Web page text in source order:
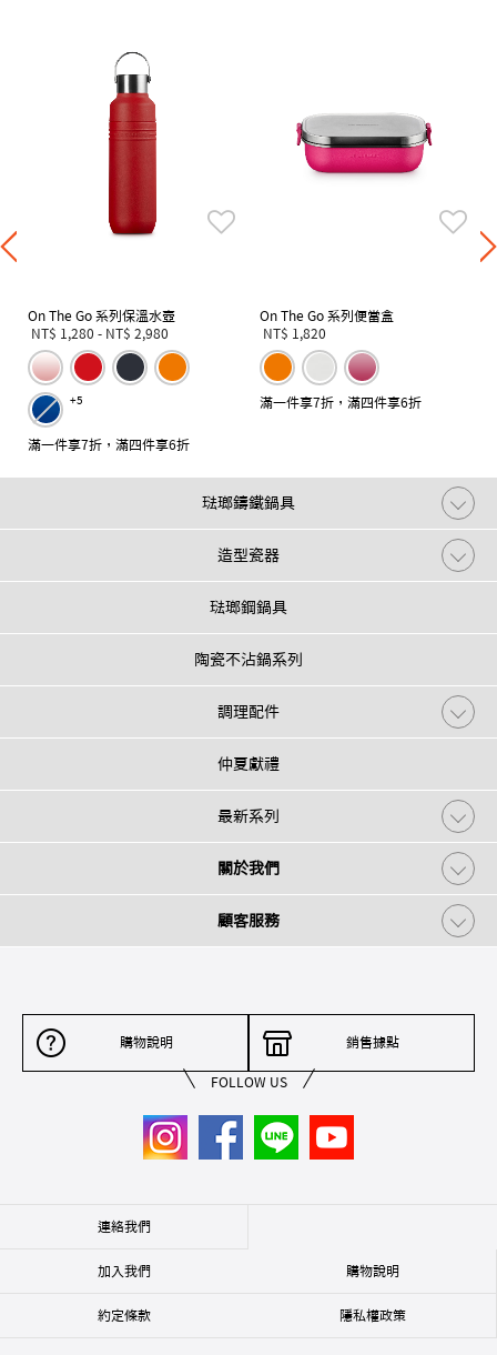
On The Go 系列保溫水壺
NT$ 1,280 - NT$ 2,980
+5
滿一件享7折，滿四件享6折
On The Go 系列便當盒
NT$ 1,820
滿一件享7折，滿四件享6折
琺瑯鑄鐵鍋具
造型瓷器
琺瑯鋼鍋具
陶瓷不沾鍋系列
調理配件
仲夏獻禮
最新系列
關於我們
顧客服務
購物說明 銷售據點
FOLLOW US
連絡我們
加入我們 購物說明
約定條款 隱私權政策